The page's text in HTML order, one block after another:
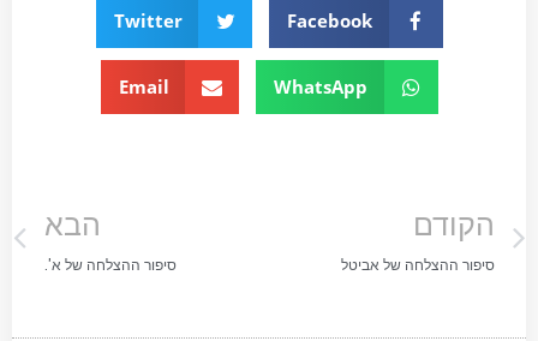
Facebook
Twitter
WhatsApp
Email
הקודם
סיפור ההצלחה של אביטל
הבא
סיפור ההצלחה של א'.